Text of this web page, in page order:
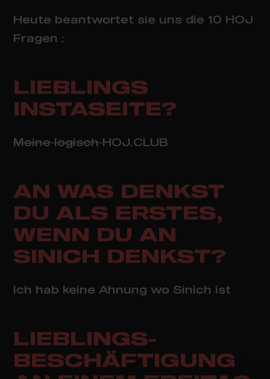
Heute beantwortet sie uns die 10 HOJ
Fragen :
LIEBLINGS
INSTASEITE?
Meine logischHOJ.CLUB
AN WAS DENKST
DU ALS ERSTES,
WENN DU AN
SINICH DENKST?
Ich hab keine Ahnung wo Sinich ist
LIEBLINGS-
BESCHÄFTIGUNG